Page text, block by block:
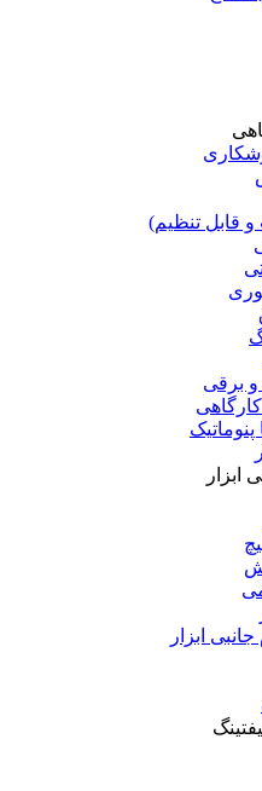
و قابل تنظیم)
و برقی
پنوماتیک
ابزار
ابزار